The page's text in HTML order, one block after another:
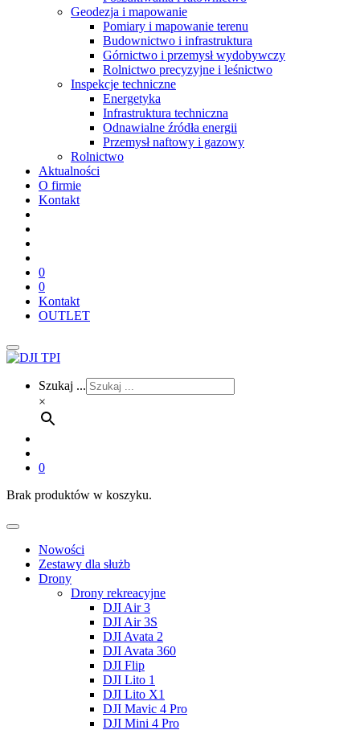
Geodezja i mapowanie
Pomiary i mapowanie terenu
Budownictwo i infrastruktura
Górnictwo i przemysł wydobywczy
Rolnictwo precyzyjne i leśnictwo
Inspekcje techniczne
Energetyka
Infrastruktura techniczna
Odnawialne źródła energii
Przemysł naftowy i gazowy
Rolnictwo
Aktualności
O firmie
Kontakt
0
0
Kontakt
OUTLET
Szukaj ...
×
0
Brak produktów w koszyku.
Nowości
Zestawy dla służb
Drony
Drony rekreacyjne
DJI Air 3
DJI Air 3S
DJI Avata 2
DJI Avata 360
DJI Flip
DJI Lito 1
DJI Lito X1
DJI Mavic 4 Pro
DJI Mini 4 Pro